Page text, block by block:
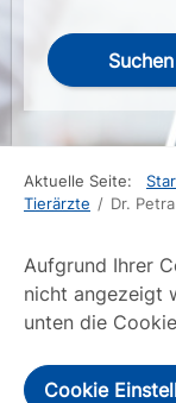
Suchen
Aktuelle Seite:
Tierärzte / Dr.
Aufgrund Ihrer
nicht angezeigt
unten die
Cookie